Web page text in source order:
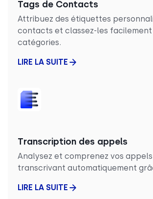
Tags de Contacts
Attribuez des étiquettes
contacts et classez-les
catégories.
LIRE LA SUITE
Transcription des appels
Analysez et comprenez vos
transcrivant automatiquement
LIRE LA SUITE